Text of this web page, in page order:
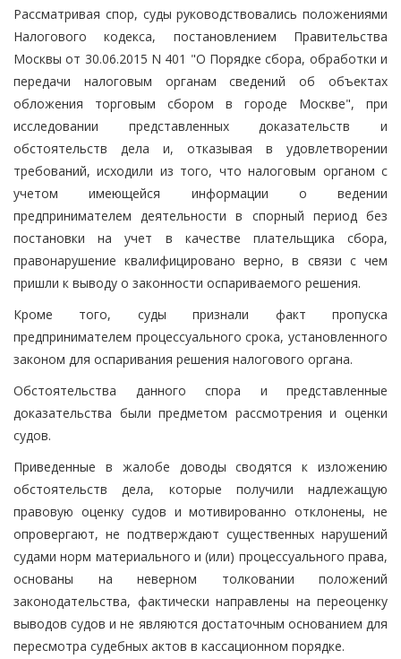
Рассматривая спор, суды руководствовались положениями
Налогового кодекса, постановлением Правительства
Москвы от 30.06.2015 N 401 "О Порядке сбора, обработки и
передачи налоговым органам сведений об объектах
обложения торговым сбором в городе Москве", при
исследовании представленных доказательств и
обстоятельств дела и, отказывая в удовлетворении
требований, исходили из того, что налоговым органом с
учетом имеющейся информации о ведении
предпринимателем деятельности в спорный период без
постановки на учет в качестве плательщика сбора,
правонарушение квалифицировано верно, в связи с чем
пришли к выводу о законности оспариваемого решения.
Кроме того, суды признали факт пропуска
предпринимателем процессуального срока, установленного
законом для оспаривания решения налогового органа.
Обстоятельства данного спора и представленные
доказательства были предметом рассмотрения и оценки
судов.
Приведенные в жалобе доводы сводятся к изложению
обстоятельств дела, которые получили надлежащую
правовую оценку судов и мотивированно отклонены, не
опровергают, не подтверждают существенных нарушений
судами норм материального и (или) процессуального права,
основаны на неверном толковании положений
законодательства, фактически направлены на переоценку
выводов судов и не являются достаточным основанием для
пересмотра судебных актов в кассационном порядке.